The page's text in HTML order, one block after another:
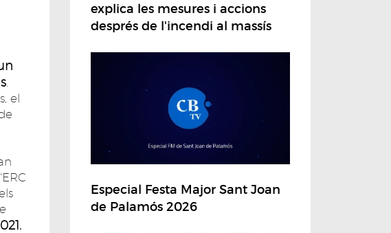
.
el
explica les mesures i accions
després de l'incendi al massís
Especial Festa Major Sant Joan
de Palamós 2026